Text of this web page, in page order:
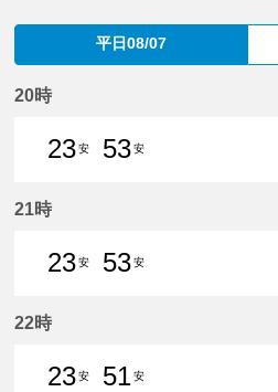
平日08/07
20時
23安
53安
21時
23安
53安
22時
23安
51安